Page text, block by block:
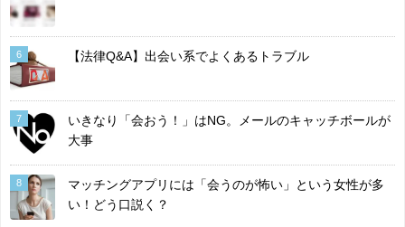
6 【法律Q&A】出会い系でよくあるトラブル
7
いきなり「会おう！」はNG。メールのキャッチボールが
大事
8
マッチングアプリには「会うのが怖い」という女性が多
い！どう口説く？